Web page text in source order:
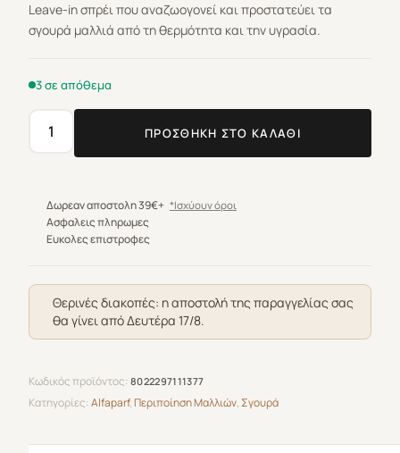
Leave-in σπρέι που αναζωογονεί και προστατεύει τα
σγουρά μαλλιά από τη θερμότητα και την υγρασία.
3 σε απόθεμα
Alfaparf
Lino
Curls
Spray
125ml
ποσότητα
ΠΡΟΣΘΉΚΗ ΣΤΟ ΚΑΛΆΘΙ
Δωρεαν αποστολη 39€+ *Ισχύουν όροι
Ασφαλεις πληρωμες
Ευκολες επιστροφες
Θερινές διακοπές: η αποστολή της παραγγελίας σας
θα γίνει από Δευτέρα 17/8.
Κωδικός προϊόντος: 8022297111377
Κατηγορίες:Alfaparf,Περιποίηση Μαλλιών,Σγουρά